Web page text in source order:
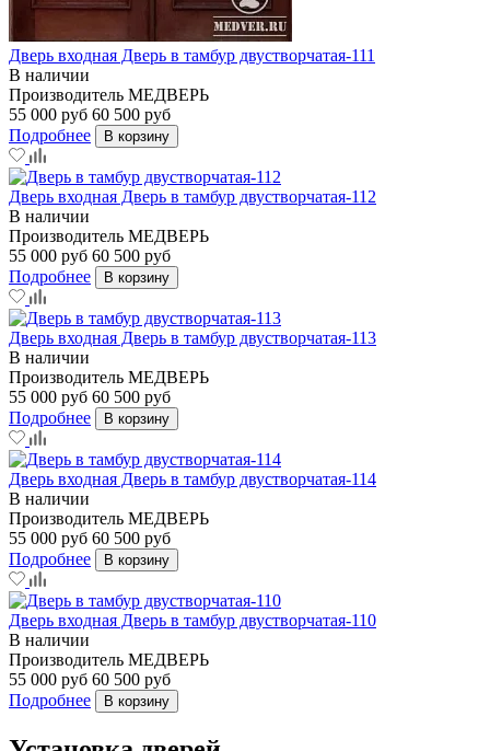
Дверь входная Дверь в тамбур двустворчатая-111
В наличии
Производитель МЕДВЕРЬ
55 000 руб 60 500 руб
Подробнее
В корзину
Дверь входная Дверь в тамбур двустворчатая-112
В наличии
Производитель МЕДВЕРЬ
55 000 руб 60 500 руб
Подробнее
В корзину
Дверь входная Дверь в тамбур двустворчатая-113
В наличии
Производитель МЕДВЕРЬ
55 000 руб 60 500 руб
Подробнее
В корзину
Дверь входная Дверь в тамбур двустворчатая-114
В наличии
Производитель МЕДВЕРЬ
55 000 руб 60 500 руб
Подробнее
В корзину
Дверь входная Дверь в тамбур двустворчатая-110
В наличии
Производитель МЕДВЕРЬ
55 000 руб 60 500 руб
Подробнее
В корзину